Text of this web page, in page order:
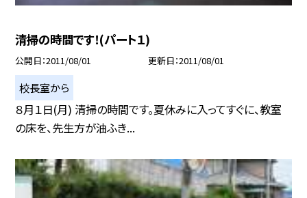
清掃の時間です！(パート１)
公開日 2011/08/01 更新日 2011/08/01
校長室から
８月１日(月) 清掃の時間です。夏休みに入ってすぐに、教室
の床を、先生方が油ふき...